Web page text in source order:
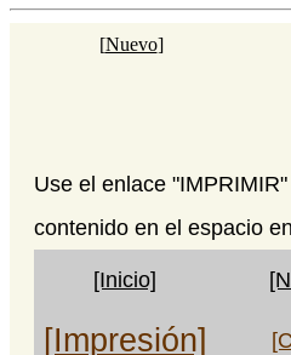
[Nuevo]
Use el enlace
contenido en el espacio
[Inicio]
[Impresión]